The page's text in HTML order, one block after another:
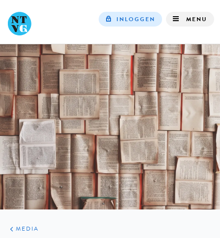
navigation
INLOGGEN MENU
ARTIKELEN
VARIA
MEDIA